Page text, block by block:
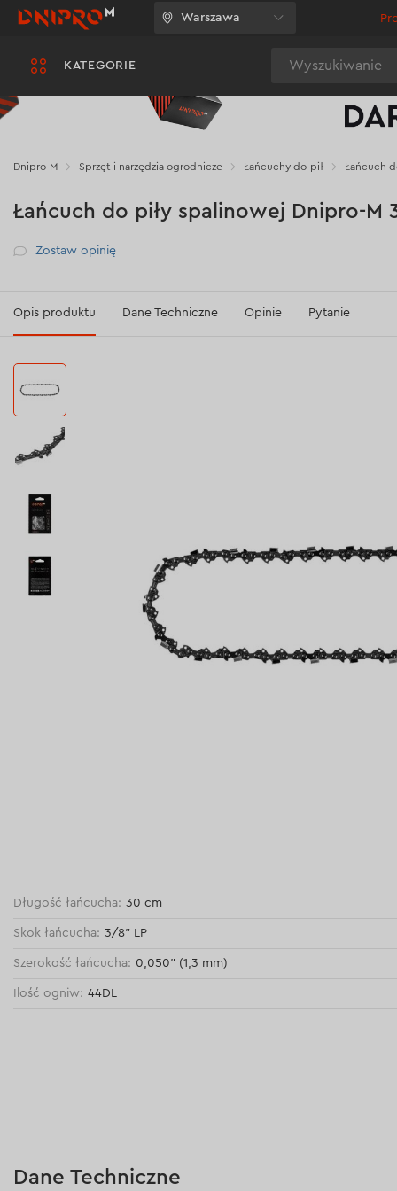
KATEGORIE
Warszawa
Dnipro-M Sprzęt i narzędzia ogrodnicze Łańcuchy do pił Łańcuch
Łańcuch do piły spalinowej Dnipro-M
Рейтинг
Zostaw opinię
Opis produktu Dane Techniczne Opinie Pytanie
Długość łańcucha: 30 cm
Skok łańcucha: 3/8” LP
Szerokość łańcucha: 0,050” (1,3 mm)
Ilość ogniw: 44DL
Dane Techniczne